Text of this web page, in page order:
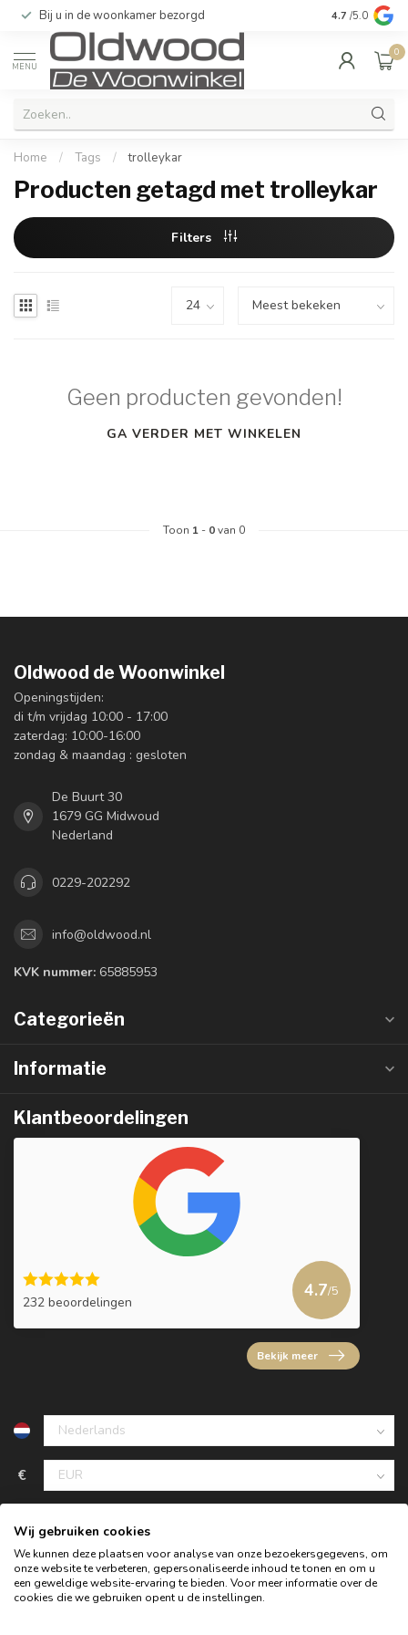
Bij u in de woonkamer bezorgd Kwaliteit &
4.7 /5.0
MENU
0
Home / Tags / trolleykar
Producten getagd met trolleykar
Filters
Geen producten gevonden!
GA VERDER MET WINKELEN
Toon 1 - 0van 0
Oldwood de Woonwinkel
Openingstijden:
di t/m vrijdag 10:00 - 17:00
zaterdag: 10:00-16:00
zondag & maandag : gesloten
De Buurt 30
1679 GG Midwoud
Nederland
0229-202292
info@oldwood.nl
KVK nummer: 65885953
Categorieën
Informatie
Klantbeoordelingen
232 beoordelingen
4.7/5
Bekijk meer
€
Wij gebruiken cookies
We kunnen deze plaatsen voor analyse van onze bezoekersgegevens, om
onze website te verbeteren, gepersonaliseerde inhoud te tonen en om u
een geweldige website-ervaring te bieden. Voor meer informatie over de
cookies die we gebruiken opent u de instellingen.